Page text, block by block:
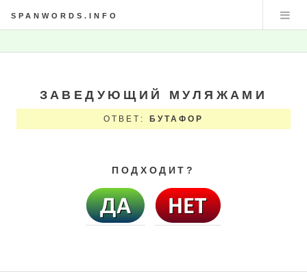
SPANWORDS.INFO
ЗАВЕДУЮЩИЙ МУЛЯЖАМИ
ОТВЕТ: БУТАФОР
ПОДХОДИТ?